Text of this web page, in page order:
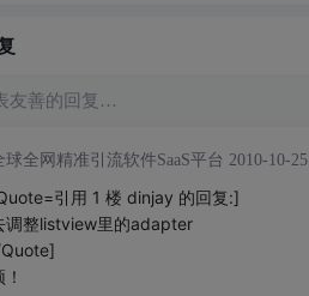
友善的回复…
球全网精准引流软件SaaS平台 2010-10-25
引用 1 楼 dinjay 的回复:]
调整listview里的adapter